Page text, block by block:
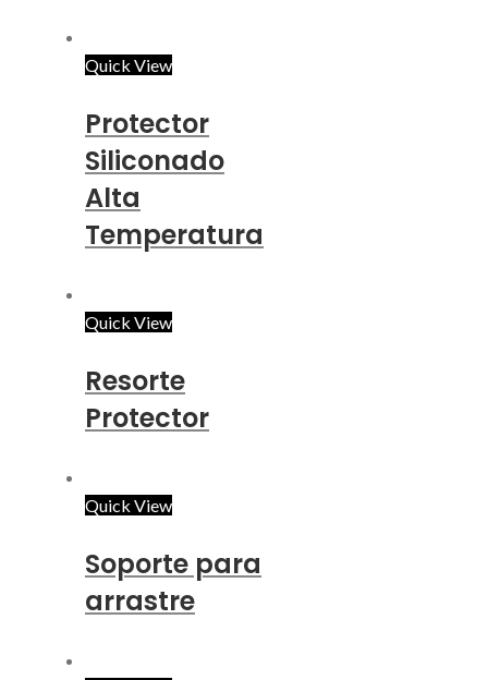
Quick View
Protector
Siliconado
Alta
Temperatura
Quick View
Resorte
Protector
Quick View
Soporte para
arrastre